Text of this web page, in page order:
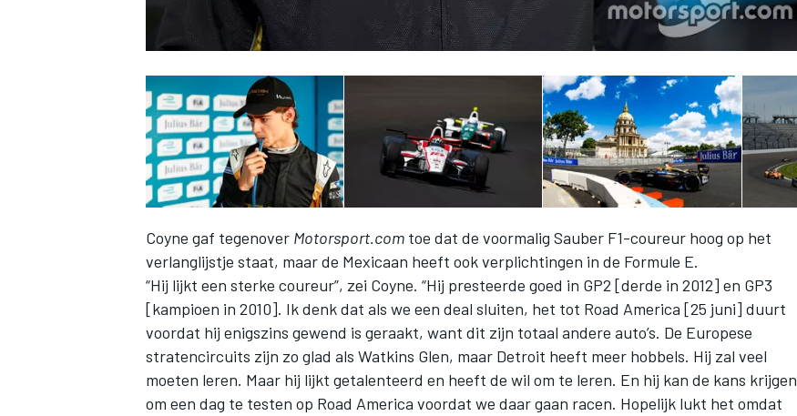
WEC DTM
Coyne gaf tegenover Motorsport.com toe dat de voormalig Sauber F1-coureur hoog op het
verlanglijstje staat, maar de Mexicaan heeft ook verplichtingen in de Formule E.
“Hij lijkt een sterke coureur”, zei Coyne. “Hij presteerde goed in GP2 [derde in 2012] en GP3
[kampioen in 2010]. Ik denk dat als we een deal sluiten, het tot Road America [25 juni] duurt
voordat hij enigszins gewend is geraakt, want dit zijn totaal andere auto’s. De Europese
stratencircuits zijn zo glad als Watkins Glen, maar Detroit heeft meer hobbels. Hij zal veel
moeten leren. Maar hij lijkt getalenteerd en heeft de wil om te leren. En hij kan de kans krijgen
om een dag te testen op Road America voordat we daar gaan racen. Hopelijk lukt het omdat